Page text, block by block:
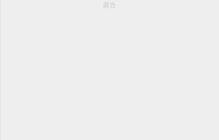
廣告